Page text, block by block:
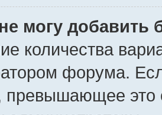
могу добавить
количества
форума.
превышающее это